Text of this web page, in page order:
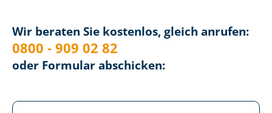
Wir beraten Sie kostenlos, gleich anrufen:
0800 - 909 02 82
oder Formular abschicken: